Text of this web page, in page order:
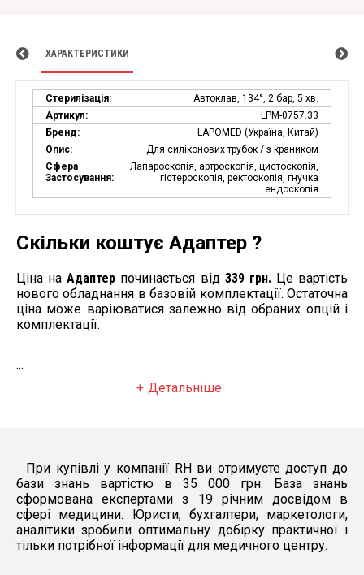
ХАРАКТЕРИСТИКИ
Стерилізація:
Автоклав, 134°, 2 бар, 5 хв.
Артикул:
LPM-0757.33
Бренд:
LAPOMED (Україна, Китай)
Опис:
Для силіконових трубок / з краником
Сфера
Застосування:
Лапароскопія, артроскопія, цистоскопія,
гістероскопія, ректоскопія, гнучка
ендоскопія
Скільки коштує Адаптер ?
Ціна наАдаптер починається від 339 грн.Це вартість
нового обладнання в базовій комплектації. Остаточна
ціна може варіюватися залежно від обраних опцій і
комплектації.
...
Детальніше
При купівлі у компанії RH ви отримуєте доступ до
бази знань вартістю в 35 000 грн. База знань
сформована експертами з 19 річним досвідом в
сфері медицини. Юристи, бухгалтери, маркетологи,
аналітики зробили оптимальну добірку практичної і
тільки потрібної інформації для медичного центру.